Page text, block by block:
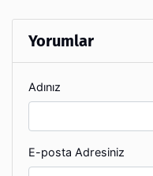
Yorumlar
Adınız
E-posta Adresiniz